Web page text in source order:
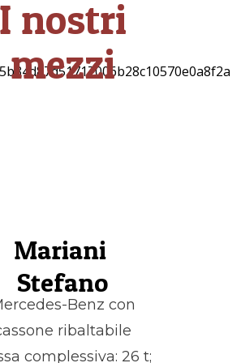
I nostri
mezzi
Mariani
Stefano
Benz con
ribaltabile
complessiva: 26 t;